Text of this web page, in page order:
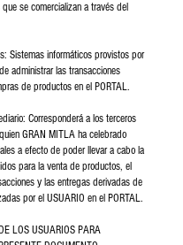
se comercializan a través del
Sistemas informáticos provistos por
administrar las transacciones
de productos en el PORTAL.
Corresponderá a los terceros
GRAN MITLA ha celebrado
a efecto de poder llevar a cabo la
para la venta de productos, el
y las entregas derivadas de
por el USUARIO en el PORTAL.
LOS USUARIOS PARA